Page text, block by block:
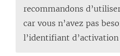
recommandons
car vous n’avez pas
l’identifiant